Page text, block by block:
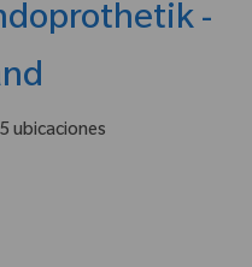
-
ubicaciones